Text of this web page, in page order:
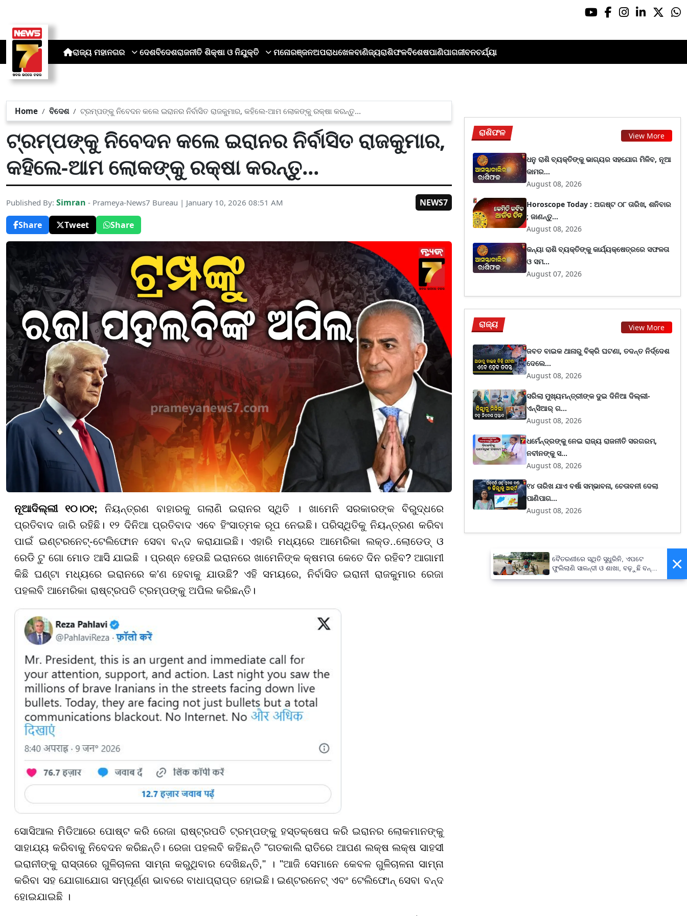
ରାଜ୍ୟ ମହାନଗର ଦେଶବିଦେଶରାଜନୀତି ଶିକ୍ଷା ଓ ନିଯୁକ୍ତି ମନୋରଞ୍ଜନଅପରାଧଖେଳବାଣିଜ୍ୟରାଶିଫଳବିଶେଷପାଣିପାଗଜୀବନଚର୍ଯ୍ୟା
Home ବିଦେଶ ଟ୍ରମ୍ପଙ୍କୁ ନିବେଦନ କଲେ ଇରାନର ନିର୍ବାସିତ ରାଜକୁମାର, କହିଲେ-ଆମ ଲୋକଙ୍କୁ ରକ୍ଷା କରନ୍ତୁ...
ଟ୍ରମ୍ପଙ୍କୁ ନିବେଦନ କଲେ ଇରାନର ନିର୍ବାସିତ ରାଜକୁମାର,
କହିଲେ-ଆମ ଲୋକଙ୍କୁ ରକ୍ଷା କରନ୍ତୁ...
Published By: Simran - Prameya-News7 Bureau | January 10, 2026 08:51 AM
NEWS7
Share
Tweet Share
ନୂଆଦିଲ୍ଲୀ ୧୦।୦୧;
ନିୟନ୍ତ୍ରଣ ବାହାରକୁ ଗଲାଣି ଇରାନର ସ୍ଥିତି । ଖାମେନି ସରକାରଙ୍କ ବିରୁଦ୍ଧରେ
ପ୍ରତିବାଦ ଜାରି ରହିଛି। ୧୨ ଦିନିଆ ପ୍ରତିବାଦ ଏବେ ହିଂସାତ୍ମକ ରୂପ ନେଇଛି। ପରିସ୍ଥିତିକୁ ନିୟନ୍ତ୍ରଣ କରିବା
ପାଇଁ ଇଣ୍ଟରନେଟ୍-ଟେଲିଫୋନ ସେବା ବନ୍ଦ କରାଯାଇଛି। ଏହାରି ମଧ୍ୟରେ ଆମେରିକା ଲକ୍ଡ..ଲୋଡେଡ୍ ଓ
ରେଡି ଟୁ ଗୋ ମୋଡ ଆସି ଯାଇଛି । ପ୍ରଶ୍ନ ହେଉଛି ଇରାନରେ ଖାମେନିଙ୍କ କ୍ଷମତା କେତେ ଦିନ ରହିବ? ଆଗାମୀ
କିଛି ଘଣ୍ଟା ମଧ୍ୟରେ ଇରାନରେ କ'ଣ ହେବାକୁ ଯାଉଛି? ଏହି ସମୟରେ, ନିର୍ବାସିତ ଇରାନୀ ରାଜକୁମାର ରେଜା
ପହଲବି ଆମେରିକା ରାଷ୍ଟ୍ରପତି ଟ୍ରମ୍ପଙ୍କୁ ଅପିଲ କରିଛନ୍ତି।
ସୋସିଆଲ ମିଡିଆରେ ପୋଷ୍ଟ କରି ରେଜା ରାଷ୍ଟ୍ରପତି ଟ୍ରମ୍ପଙ୍କୁ ହସ୍ତକ୍ଷେପ କରି ଇରାନର ଲୋକମାନଙ୍କୁ
ସାହାଯ୍ୟ କରିବାକୁ ନିବେଦନ କରିଛନ୍ତି। ରେଜା ପହଲବି କହିଛନ୍ତି "ଗତକାଲି ରାତିରେ ଆପଣ ଲକ୍ଷ ଲକ୍ଷ ସାହସୀ
ଇରାନୀଙ୍କୁ ରାସ୍ତାରେ ଗୁଳିଚାଳନା ସାମ୍ନା କରୁଥିବାର ଦେଖିଛନ୍ତି," । "ଆଜି ସେମାନେ କେବଳ ଗୁଳିଚାଳନା ସାମ୍ନା
କରିବା ସହ ଯୋଗାଯୋଗ ସମ୍ପୂର୍ଣ୍ଣ ଭାବରେ ବାଧାପ୍ରାପ୍ତ ହୋଇଛି। ଇଣ୍ଟରନେଟ୍ ଏବଂ ଟେଲିଫୋନ୍ ସେବା ବନ୍ଦ
ହୋଇଯାଇଛି ।
ରାଶିଫଳ View More
ଧନୁ ରାଶି ବ୍ୟକ୍ତିଙ୍କୁ ଭାଗ୍ୟର ସହଯୋଗ ମିଳିବ, ନୂଆ
କାମର...
August 08, 2026
Horoscope Today : ଅଗଷ୍ଟ ୦୮ ତାରିଖ, ଶନିବାର
; ଜାଣନ୍ତୁ...
August 08, 2026
କନ୍ୟା ରାଶି ବ୍ୟକ୍ତିଙ୍କୁ କାର୍ଯ୍ୟକ୍ଷେତ୍ରରେ ସଫଳତା
ଓ ସମ...
August 07, 2026
ରାଜ୍ୟ View More
ଜବତ ବାଇକ ଥାନାରୁ ବିକ୍ରି ଘଟଣା, ତଦନ୍ତ ନିର୍ଦ୍ଦେଶ
ଦେଲେ...
August 08, 2026
ସରିଲା ମୁଖ୍ୟମନ୍ତ୍ରୀଙ୍କ ଦୁଇ ଦିନିଆ ଦିଲ୍ଲୀ-
ଏନ୍‌ସିଆର୍ ଗ...
August 08, 2026
ଧର୍ମେନ୍ଦ୍ରଙ୍କୁ ନେଇ ରାଜ୍ୟ ରାଜନୀତି ସରଗରମ,
ନବୀନଙ୍କୁ ସ...
August 08, 2026
୧୪ ତାରିଖ ଯାଏ ବର୍ଷା ସମ୍ଭାବନା, ଚେତାବନୀ ଦେଲା
ପାଣିପାଗ...
August 08, 2026
×
ବୈତରଣୀରେ ସ୍ଥିତି ସୁଧୁରିନି, ଏପଟେ
ଫୁଲିଲାଣି ସାଳନ୍ଦୀ ଓ ଶାଖା, ବଢ଼ୁଛି ବନ୍ୟା